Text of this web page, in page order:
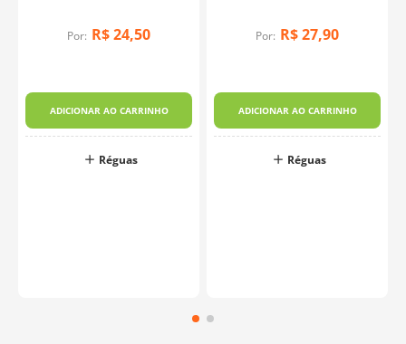
Por: R$24,50
ADICIONAR AO CARRINHO
Réguas
Por: R$27,90
ADICIONAR AO CARRINHO
Réguas